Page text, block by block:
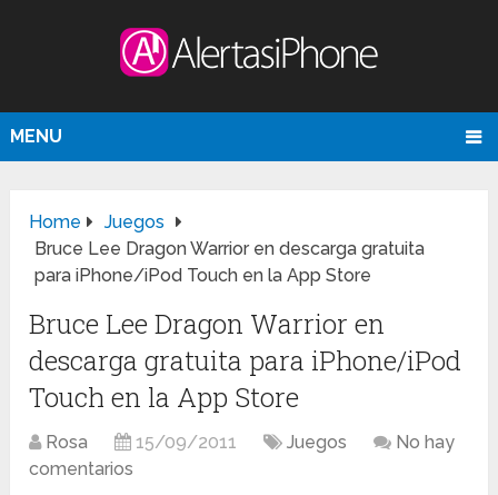
MENU
Home
Juegos
Bruce Lee Dragon Warrior en descarga gratuita
para iPhone/iPod Touch en la App Store
Bruce Lee Dragon Warrior en
descarga gratuita para iPhone/iPod
Touch en la App Store
Rosa 15/09/2011 Juegos
No hay
comentarios